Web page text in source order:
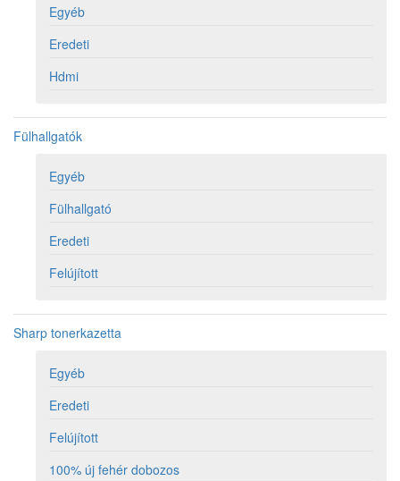
Egyéb
Eredeti
Hdmi
Fülhallgatók
Egyéb
Fülhallgató
Eredeti
Felújított
Sharp tonerkazetta
Egyéb
Eredeti
Felújított
100% új fehér dobozos